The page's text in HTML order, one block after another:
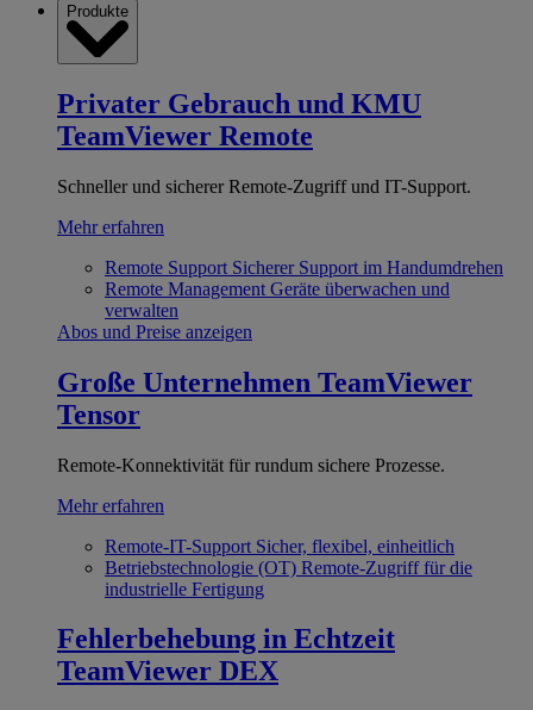
Produkte
Privater Gebrauch und KMU
TeamViewer Remote
Schneller und sicherer Remote-Zugriff und IT-Support.
Mehr erfahren
Remote Support Sicherer Support im Handumdrehen
Remote Management Geräte überwachen und
verwalten
Abos und Preise anzeigen
Große Unternehmen TeamViewer
Tensor
Remote-Konnektivität für rundum sichere Prozesse.
Mehr erfahren
Remote-IT-Support Sicher, flexibel, einheitlich
Betriebstechnologie (OT) Remote-Zugriff für die
industrielle Fertigung
Fehlerbehebung in Echtzeit
TeamViewer DEX